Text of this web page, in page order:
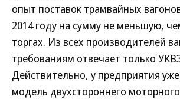
опыт поставок трамвайных
2014 году на сумму не меньшую,
торгах. Из всех производителей
требованиям отвечает только
Действительно, у предприятия
модель двухстороннего